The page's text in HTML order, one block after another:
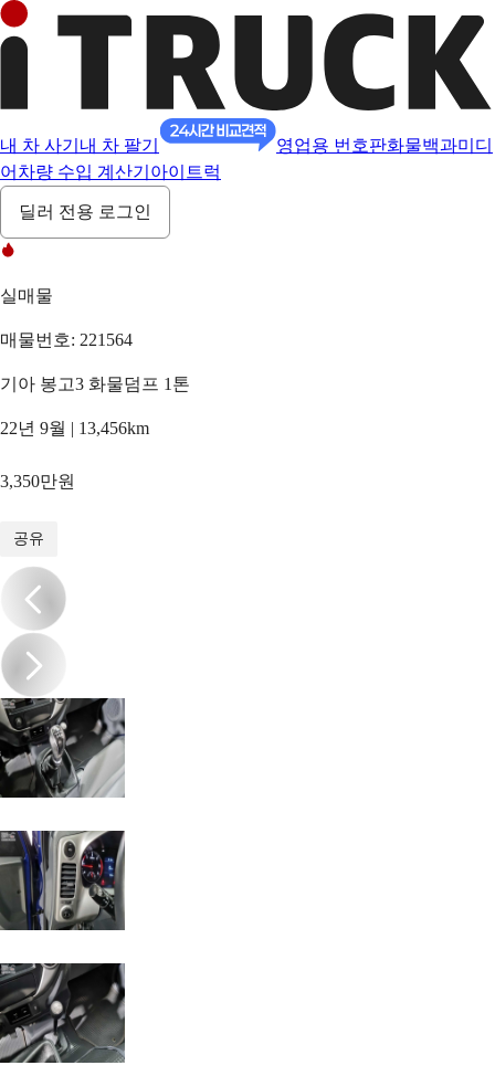
내 차 사기 내 차 팔기 영업용 번호판화물백과미디
어 차량 수입 계산기 아이트럭
딜러 전용 로그인
실매물
매물번호: 221564
기아 봉고3 화물덤프 1톤
22년 9월 | 13,456km
3,350만원
공유
/16